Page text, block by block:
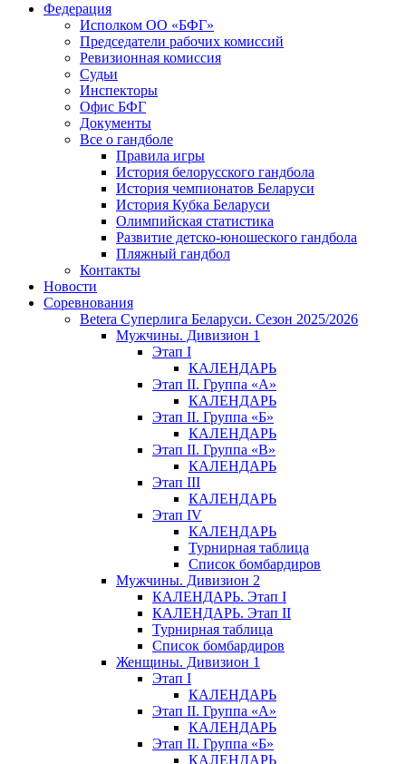
Федерация
Исполком ОО «БФГ»
Председатели рабочих комиссий
Ревизионная комиссия
Судьи
Инспекторы
Офис БФГ
Документы
Все о гандболе
Правила игры
История белорусского гандбола
История чемпионатов Беларуси
История Кубка Беларуси
Олимпийская статистика
Развитие детско-юношеского гандбола
Пляжный гандбол
Контакты
Новости
Соревнования
Betera Суперлига Беларуси. Сезон 2025/2026
Мужчины. Дивизион 1
Этап I
КАЛЕНДАРЬ
Этап II. Группа «А»
КАЛЕНДАРЬ
Этап II. Группа «Б»
КАЛЕНДАРЬ
Этап II. Группа «В»
КАЛЕНДАРЬ
Этап III
КАЛЕНДАРЬ
Этап IV
КАЛЕНДАРЬ
Турнирная таблица
Список бомбардиров
Мужчины. Дивизион 2
КАЛЕНДАРЬ. Этап I
КАЛЕНДАРЬ. Этап II
Турнирная таблица
Список бомбардиров
Женщины. Дивизион 1
Этап I
КАЛЕНДАРЬ
Этап II. Группа «А»
КАЛЕНДАРЬ
Этап II. Группа «Б»
КАЛЕНДАРЬ